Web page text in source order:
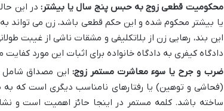
محکومیت قطعی زوج به حبس پنج سال یا بیشتر: در این
یا بیشتر محکوم شده و این حکم قطعی باشد، زن می تواند
این بند، رهایی زن از بلاتکلیفی و مشقات ناشی از غیبت
دادگاه کیفری به دادگاه خانواده برای اثبات این مورد کفایت
ضرب و جرح یا سوء معاشرت مستمر زوج: این مصداق شامل
(فحاشی و توهین) یا رفتارهای نامناسب دیگری است که به
ساخته باشد. کلمه مستمر در اینجا حائز اهمیت است و